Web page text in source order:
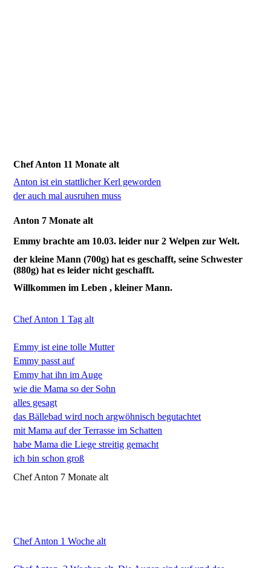
Chef Anton 11 Monate alt
Anton ist ein stattlicher Kerl geworden
der auch mal ausruhen muss
Anton 7 Monate alt
Emmy brachte am 10.03. leider nur 2 Welpen zur Welt.
der kleine Mann (700g) hat es geschafft, seine Schwester
(880g) hat es leider nicht geschafft.
Willkommen im Leben , kleiner Mann.
Chef Anton 1 Tag alt
Emmy ist eine tolle Mutter
Emmy passt auf
Emmy hat ihn im Auge
wie die Mama so der Sohn
alles gesagt
das Bällebad wird noch argwöhnisch begutachtet
mit Mama auf der Terrasse im Schatten
habe Mama die Liege streitig gemacht
ich bin schon groß
Chef Anton 7 Monate alt
Chef Anton 1 Woche alt